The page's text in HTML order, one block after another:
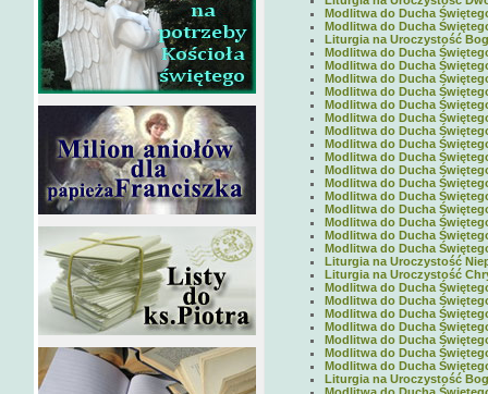
Modlitwa do Ducha
Modlitwa do Ducha
Liturgia na Uroczystość
Modlitwa do Ducha
Modlitwa do Ducha
Modlitwa do Ducha
Modlitwa do Ducha
Modlitwa do Ducha
Modlitwa do Ducha
Modlitwa do Ducha
Modlitwa do Ducha
Modlitwa do Ducha
Modlitwa do Ducha
Modlitwa do Ducha
Modlitwa do Ducha
Modlitwa do Ducha
Modlitwa do Ducha
Modlitwa do Ducha
Modlitwa do Ducha
Liturgia na Uroczystość
Liturgia na Uroczystość
Modlitwa do Ducha
Modlitwa do Ducha
Modlitwa do Ducha
Modlitwa do Ducha
Modlitwa do Ducha
Modlitwa do Ducha
Modlitwa do Ducha
Liturgia na Uroczystość